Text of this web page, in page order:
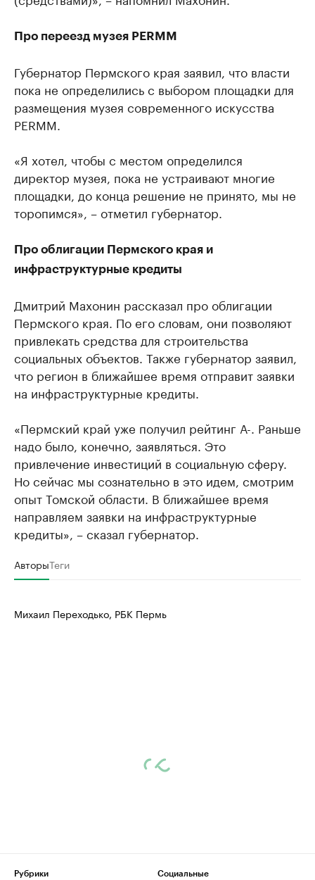
Про переезд музея PERMM
Губернатор Пермского края заявил, что власти
пока не определились с выбором площадки для
размещения музея современного искусства
PERMM.
«Я хотел, чтобы с местом определился
директор музея, пока не устраивают многие
площадки, до конца решение не принято, мы не
торопимся», – отметил губернатор.
Про облигации Пермского края и
инфраструктурные кредиты
Дмитрий Махонин рассказал про облигации
Пермского края. По его словам, они позволяют
привлекать средства для строительства
социальных объектов. Также губернатор заявил,
что регион в ближайшее время отправит заявки
на инфраструктурные кредиты.
«Пермский край уже получил рейтинг А-. Раньше
надо было, конечно, заявляться. Это
привлечение инвестиций в социальную сферу.
Но сейчас мы сознательно в это идем, смотрим
опыт Томской области. В ближайшее время
направляем заявки на инфраструктурные
кредиты», – сказал губернатор.
АвторыТеги
Михаил Переходько, РБК Пермь
Рубрики
Социальные